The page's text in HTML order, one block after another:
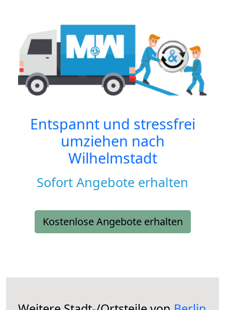
Entspannt und stressfrei
umziehen nach
Wilhelmstadt
Sofort Angebote erhalten
Kostenlose Angebote erhalten